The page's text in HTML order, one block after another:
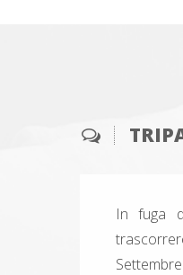
In fuga